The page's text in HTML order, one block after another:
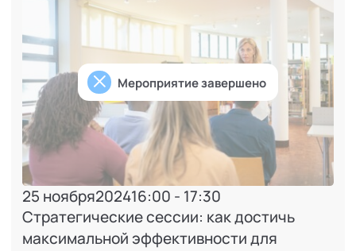
Мероприятие завершено
25 ноября202416:00 - 17:30
Стратегические сессии: как достичь
максимальной эффективности для